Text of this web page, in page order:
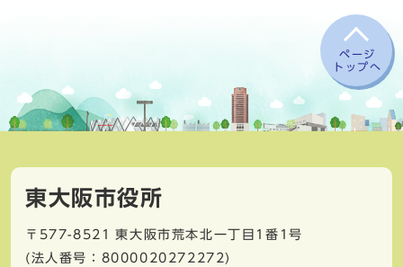
ページ
トップへ
東大阪市役所
〒577-8521
東大阪市荒本北一丁目1番1号
(法人番号：8000020272272)